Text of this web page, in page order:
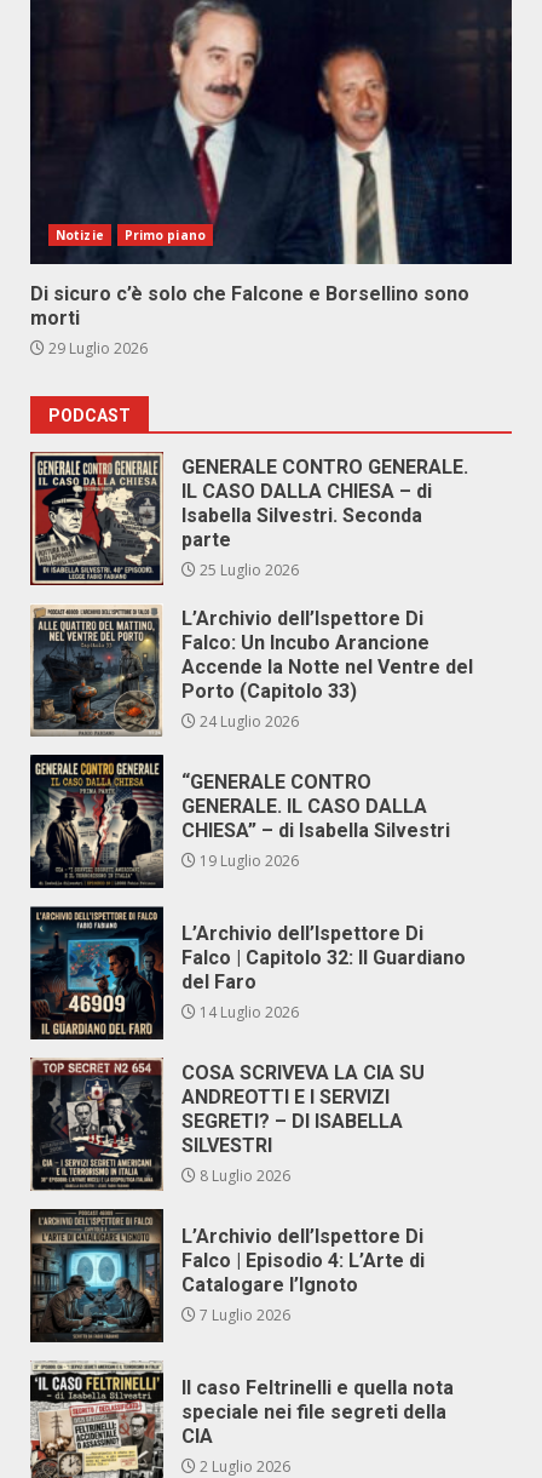
Notizie Primo piano
Di sicuro c’è solo che Falcone e Borsellino sono
morti
29 Luglio 2026
PODCAST
GENERALE CONTRO GENERALE.
IL CASO DALLA CHIESA – di
Isabella Silvestri. Seconda
parte
25 Luglio 2026
L’Archivio dell’Ispettore Di
Falco: Un Incubo Arancione
Accende la Notte nel Ventre del
Porto (Capitolo 33)
24 Luglio 2026
“GENERALE CONTRO
GENERALE. IL CASO DALLA
CHIESA” – di Isabella Silvestri
19 Luglio 2026
L’Archivio dell’Ispettore Di
Falco | Capitolo 32: Il Guardiano
del Faro
14 Luglio 2026
COSA SCRIVEVA LA CIA SU
ANDREOTTI E I SERVIZI
SEGRETI? – DI ISABELLA
SILVESTRI
8 Luglio 2026
L’Archivio dell’Ispettore Di
Falco | Episodio 4: L’Arte di
Catalogare l’Ignoto
7 Luglio 2026
Il caso Feltrinelli e quella nota
speciale nei file segreti della
CIA
2 Luglio 2026